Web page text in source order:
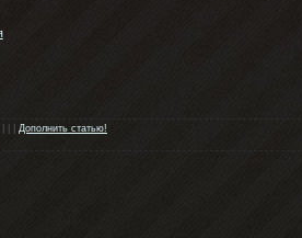
| | Дополнить статью!